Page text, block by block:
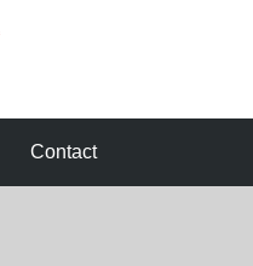
Contact